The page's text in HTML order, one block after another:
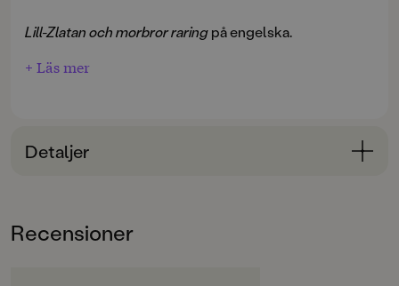
Lill-Zlatan och morbror raringpå engelska.
+ Läs mer
Detaljer
3-6
Recensioner